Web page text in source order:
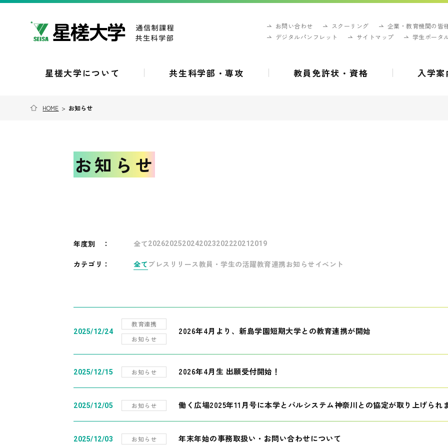
お問い合わせ スクーリング
企業・教育機関の皆
デジタルパンフレット
サイトマップ 学生ポータ
星槎大学について 共生科学部・専攻 教員免許状・資格 入学案
HOME > お知らせ
お知らせ
年度別 ： 全て202620252024202320222021 2019
カテゴリ： 全て プレスリリース教員・学生の活躍教育連携お知らせ イベント
2025/12/24
教育連携
お知らせ
2026年4月より、新島学園短期大学との教育連携が開始
2025/12/15 お知らせ 2026年4月生 出願受付開始！
2025/12/05 お知らせ 働く広場2025年11月号に本学とパルシステム神奈川との協定が取り上げられ
2025/12/03 お知らせ 年末年始の事務取扱い・お問い合わせについて